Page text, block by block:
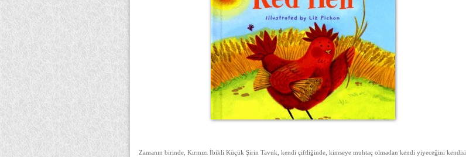
Zamanın birinde, Kırmızı İbikli Küçük Şirin Tavuk, kendi çiftliğinde, kimseye muhtaç olmadan kendi yiyeceğini kendisi